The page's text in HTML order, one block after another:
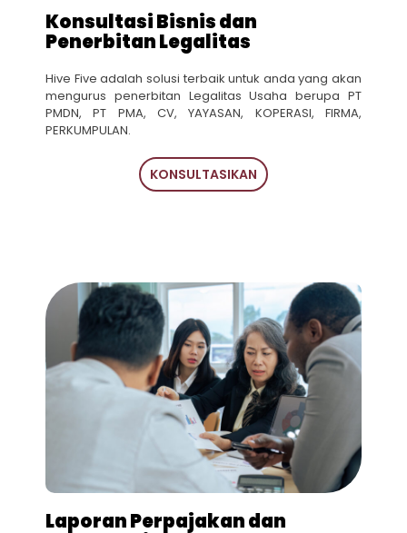
Konsultasi Bisnis dan
Penerbitan Legalitas
Hive Five adalah solusi terbaik untuk anda yang akan
mengurus penerbitan Legalitas Usaha berupa PT
PMDN, PT PMA, CV, YAYASAN, KOPERASI, FIRMA,
PERKUMPULAN.
KONSULTASIKAN
Laporan Perpajakan dan